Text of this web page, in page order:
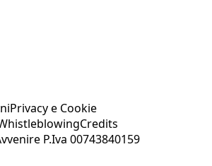
Privacy e Cookie
Credits
P.Iva 00743840159